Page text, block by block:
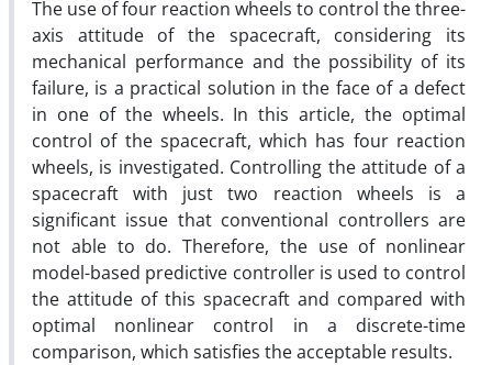
The use of four reaction wheels to control the three-
axis attitude of the spacecraft, considering its
mechanical performance and the possibility of its
failure, is a practical solution in the face of a defect
in one of the wheels. In this article, the optimal
control of the spacecraft, which has four reaction
wheels, is investigated. Controlling the attitude of a
spacecraft with just two reaction wheels is a
significant issue that conventional controllers are
not able to do. Therefore, the use of nonlinear
model-based predictive controller is used to control
the attitude of this spacecraft and compared with
optimal nonlinear control in a discrete-time
comparison, which satisfies the acceptable results.